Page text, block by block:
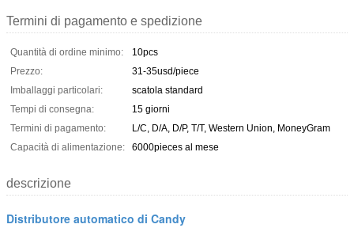
Termini di pagamento e spedizione
Quantità di ordine minimo:
10pcs
Prezzo:
31-35usd/piece
Imballaggi particolari:
scatola standard
Tempi di consegna:
15 giorni
Termini di pagamento:
L/C, D/A, D/P, T/T, Western Union, MoneyGram
Capacità di alimentazione:
6000pieces al mese
descrizione
Distributore automatico di Candy